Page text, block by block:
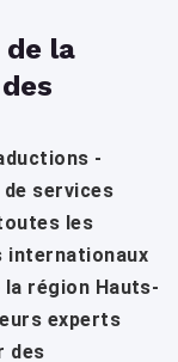
de la
-
services
les
internationaux
région Hauts-
experts
des